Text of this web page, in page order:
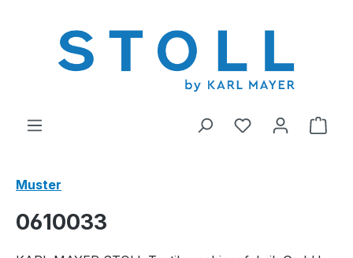
Du hast 0
Muster
0610033